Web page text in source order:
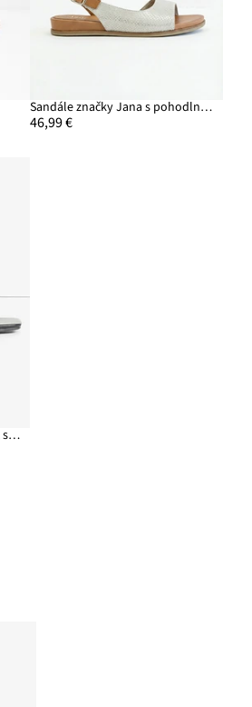
Sandále značky Jana s pohodlnou šírkou
46,99 €
Sandále na tenkom podpätku, s remienkami